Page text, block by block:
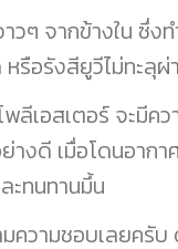
วๆ จากข้างใน ซึ่ง
รือรังสียูวีไม่ทะลุผ่
ลีเอสเตอร์ จะมีคว
งดี เมื่อโดนอาก
ะทนทานมึ้น
ความชอบเลยครั